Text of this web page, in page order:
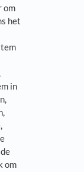
om
het
in
om